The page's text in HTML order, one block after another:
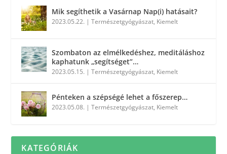
Mik segíthetik a Vasárnap Nap(i) hatásait?
2023.05.22. |Természetgyógyászat, Kiemelt
Szombaton az elmélkedéshez, meditáláshoz
kaphatunk „segítséget”…
2023.05.15. |Természetgyógyászat, Kiemelt
Pénteken a szépségé lehet a főszerep…
2023.05.08. |Természetgyógyászat, Kiemelt
KATEGÓRIÁK